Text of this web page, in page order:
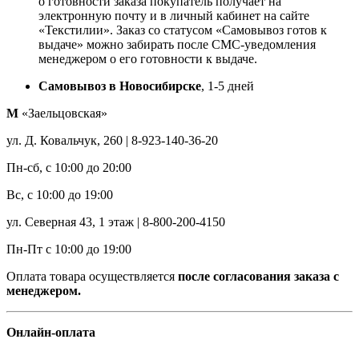
электронную почту и в личный кабинет на сайте
«Текстилии». Заказ со статусом «Самовывоз готов к
выдаче» можно забирать после СМС-уведомления
менеджером о его готовности к выдаче.
Самовывоз в Новосибирске, 1-5 дней
М «Заельцовская»
ул. Д. Ковальчук, 260 | 8-923-140-36-20
Пн-сб, с 10:00 до 20:00
Вс, с 10:00 до 19:00
ул. Северная 43, 1 этаж | 8-800-200-4150
Пн-Пт с 10:00 до 19:00
Оплата товара осуществляется после согласования заказа с
менеджером.
Онлайн-оплата